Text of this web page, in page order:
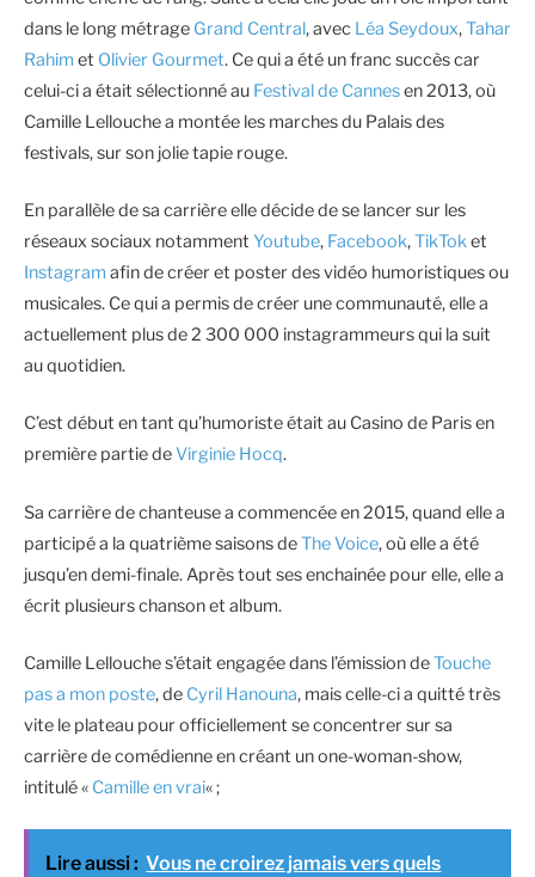
dans le long métrage Grand Central, avec Léa Seydoux,Tahar
Rahim et Olivier Gourmet. Ce qui a été un franc succès car
celui-ci a était sélectionné au Festival de Cannesen 2013, où
Camille Lellouche a montée les marches du Palais des
festivals, sur son jolie tapie rouge.
En parallèle de sa carrière elle décide de se lancer sur les
réseaux sociaux notamment Youtube, Facebook,TikToket
Instagram afin de créer et poster des vidéo humoristiques ou
musicales. Ce qui a permis de créer une communauté, elle a
actuellement plus de 2 300 000 instagrammeurs qui la suit
au quotidien.
C’est début en tant qu’humoriste était au Casino de Paris en
première partie deVirginie Hocq.
Sa carrière de chanteuse a commencée en 2015, quand elle a
participé a la quatrième saisons deThe Voice, où elle a été
jusqu’en demi-finale. Après tout ses enchainée pour elle, elle a
écrit plusieurs chanson et album.
Camille Lellouche s’était engagée dans l’émission deTouche
pas a mon poste, de Cyril Hanouna, mais celle-ci a quitté très
vite le plateau pour officiellement se concentrer sur sa
carrière de comédienne en créant un one-woman-show,
intitulé « Camille en vrai« ;
Lire aussi : Vous ne croirez jamais vers quels